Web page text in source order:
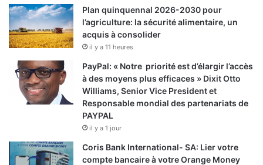
Plan quinquennal 2026-2030 pour
l’agriculture: la sécurité alimentaire, un
acquis à consolider
il y a 11 heures
PayPal: « Notre priorité est d’élargir l’accès
à des moyens plus efficaces » Dixit Otto
Williams, Senior Vice President et
Responsable mondial des partenariats de
PAYPAL
il y a 1 jour
Coris Bank International- SA: Lier votre
compte bancaire à votre Orange Money